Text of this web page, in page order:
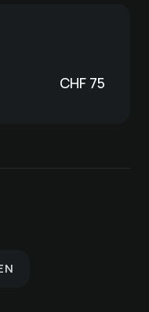
CHF 75
für